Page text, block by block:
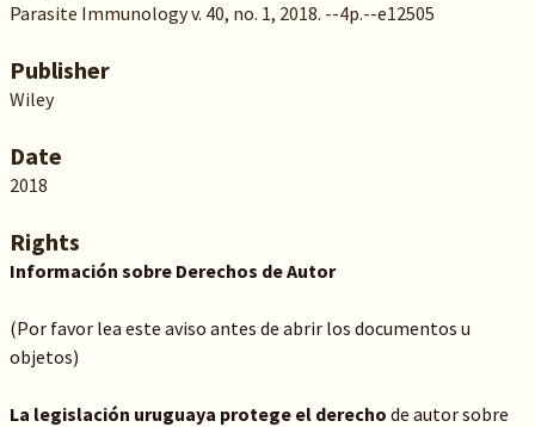
Parasite Immunology v. 40, no. 1, 2018. --4p.--e12505
Publisher
Wiley
Date
2018
Rights
Información sobre Derechos de Autor
(Por favor lea este aviso antes de abrir los documentos u
objetos)
La legislación uruguaya protege el derecho de autor sobre